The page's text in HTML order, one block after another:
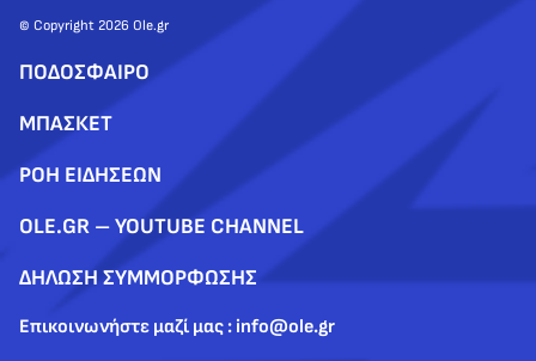
© Copyright 2026 Ole.gr
ΠΟΔΟΣΦΑΙΡΟ
ΜΠΑΣΚΕΤ
ΡΟΗ ΕΙΔΗΣΕΩΝ
OLE.GR – YOUTUBE CHANNEL
ΔΗΛΩΣΗ ΣΥΜΜΟΡΦΩΣΗΣ
Επικοινωνήστε μαζί μας : info@ole.gr